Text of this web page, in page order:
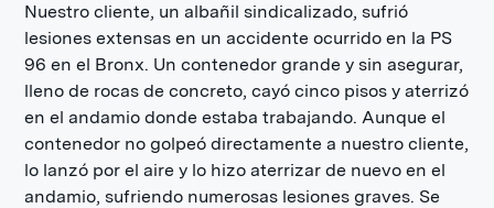
Nuestro cliente, un albañil sindicalizado, sufrió
lesiones extensas en un accidente ocurrido en la PS
96 en el Bronx. Un contenedor grande y sin asegurar,
lleno de rocas de concreto, cayó cinco pisos y aterrizó
en el andamio donde estaba trabajando. Aunque el
contenedor no golpeó directamente a nuestro cliente,
lo lanzó por el aire y lo hizo aterrizar de nuevo en el
andamio, sufriendo numerosas lesiones graves. Se